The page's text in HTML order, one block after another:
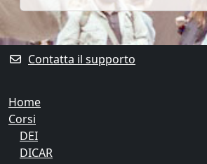
Blocchi supplementari
Contatta il supporto
Home
Corsi
DEI
DICAR